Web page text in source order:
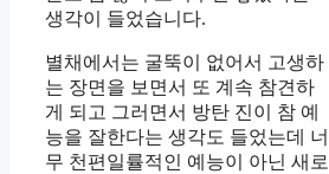
생각이 들었습니다.
별채에서는 굴뚝이 없어서 고생하
는 장면을 보면서 또 계속 참견하
게 되고 그러면서 방탄 진이 참 예
능을 잘한다는 생각도 들었는데 너
무 천편일률적인 예능이 아닌 새로